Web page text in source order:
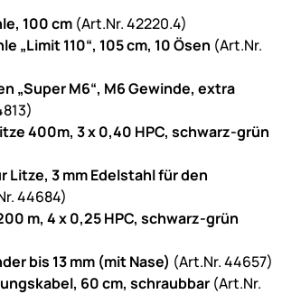
100 cm (Art.Nr. 42220.4)
„Limit 110“, 105 cm, 10 Ösen (Art.Nr.
„Super M6“, M6 Gewinde, extra
400m, 3 x 0,40 HPC, schwarz-grün
Litze, 3 mm Edelstahl für den
44684)
m, 4 x 0,25 HPC, schwarz-grün
bis 13 mm (mit Nase) (Art.Nr. 44657)
60 cm, schraubbar (Art.Nr.